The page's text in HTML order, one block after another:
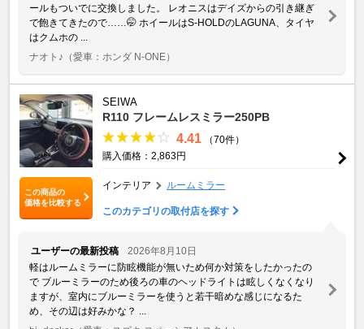
ールもついでに交換しました。 レオニスはデイズからの引き継ぎ
で飽きてきたので……🤭 ホイールはS-HOLDのLAGUNA、タイヤ
はクムホの ...
ナオト♪ （愛車：ホンダ N-ONE）
この商品の
価格を比較する
SEIWA
R110 フレームレスミラー250PB
4.41
（70件）
購入価格：2,863円
インテリア ルームミラー
このカテゴリの取付店を探す
ユーザーの最新投稿
2026年8月10日
軽はルームミラーに防眩機能が無いため何か対策をしたかったの
で ブルーミラーのため後ろの車のヘッドライトは眩しくなくなり
ますが、室内にブルーミラーを使うと若干暗めな感じになるた
め、その辺は好みかな？ ...